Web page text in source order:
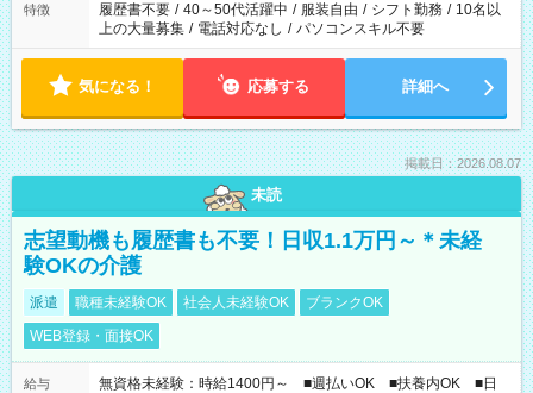
特徴 履歴書不要 / 40～50代活躍中 / 服装自由 / シフト勤務 / 10名以
上の大量募集 / 電話対応なし / パソコンスキル不要
気になる！ 応募する 詳細へ
掲載日：2026.08.07
未読
志望動機も履歴書も不要！日収1.1万円～＊未経
験OKの介護
派遣 職種未経験OK 社会人未経験OK
ブランクOK
WEB登録・面接OK
給与
無資格未経験：時給1400円～ ■週払いOK ■扶養内OK ■日